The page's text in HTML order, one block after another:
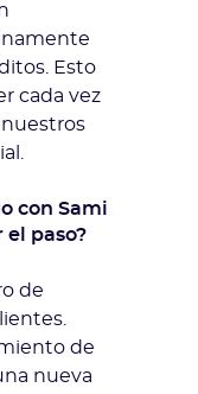
Esto
cada vez
nuestros
con Sami
el paso?
de
de
nueva